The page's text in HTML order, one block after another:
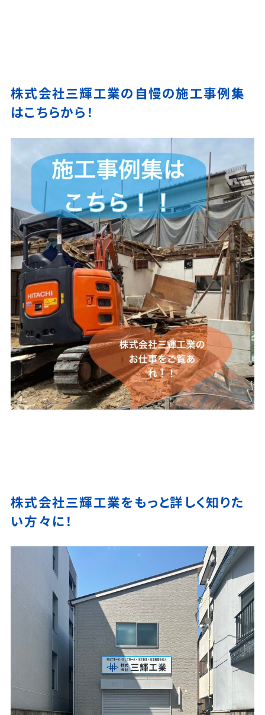
株式会社三輝工業の自慢の施工事例集
はこちらから！
株式会社三輝工業をもっと詳しく知りた
い方々に！